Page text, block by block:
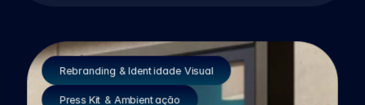
Rebranding & Identidade Visual
Press Kit & Ambientação